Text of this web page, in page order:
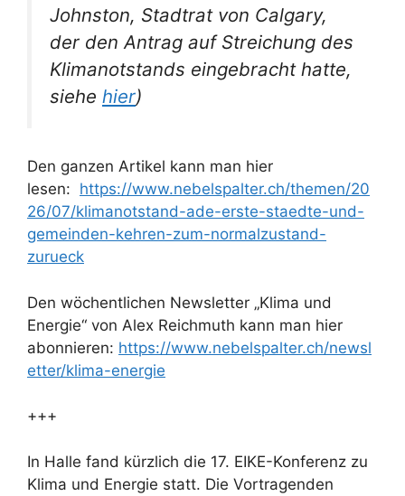
Johnston, Stadtrat von Calgary,
der den Antrag auf Streichung des
Klimanotstands eingebracht hatte,
siehe hier)
Den ganzen Artikel kann man hier
lesen: https://www.nebelspalter.ch/themen/20
26/07/klimanotstand-ade-erste-staedte-und-
gemeinden-kehren-zum-normalzustand-
zurueck
Den wöchentlichen Newsletter „Klima und
Energie“ von Alex Reichmuth kann man hier
abonnieren: https://www.nebelspalter.ch/newsl
etter/klima-energie
+++
In Halle fand kürzlich die 17. EIKE-Konferenz zu
Klima und Energie statt. Die Vortragenden